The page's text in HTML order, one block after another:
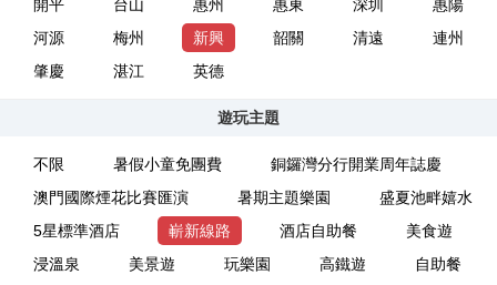
開平
台山 惠州 惠東 深圳
惠陽
河源
梅州 新興 韶關 清遠
連州
肇慶
湛江 英德
遊玩主題
不限 暑假小童免團費
銅鑼灣分行開業周年誌慶
澳門國際煙花比賽匯演
暑期主題樂園
盛夏池畔嬉水
5星標準酒店
嶄新線路 酒店自助餐
美食遊
浸溫泉
美景遊 玩樂園 高鐵遊
自助餐